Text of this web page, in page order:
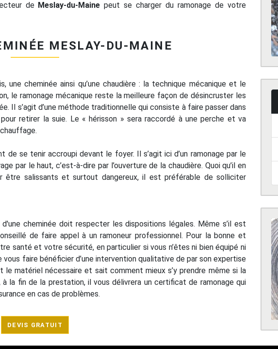
de Meslay-du-Maine peut se charger du ramonage de votre
MESLAY-DU-MAINE
cheminée ainsi qu’une chaudière : la technique mécanique et le
le ramonage mécanique reste la meilleure façon de désincruster les
Il s’agit d’une méthode traditionnelle qui consiste à faire passer dans
retirer la suie. Le « hérisson » sera raccordé à une perche et va
se tenir accroupi devant le foyer. Il s’agit ici d’un ramonage par le
par le haut, c’est-à-dire par l’ouverture de la chaudière. Quoi qu’il en
être salissants et surtout dangereux, il est préférable de solliciter
cheminée doit respecter les dispositions légales. Même s’il est
de faire appel à un ramoneur professionnel. Pour la bonne et
santé et votre sécurité, en particulier si vous n’êtes ni bien équipé ni
faire bénéficier d’une intervention qualitative de par son expertise
le matériel nécessaire et sait comment mieux s’y prendre même si la
la fin de la prestation, il vous délivrera un certificat de ramonage qui
en cas de problèmes.
DEVIS GRATUIT